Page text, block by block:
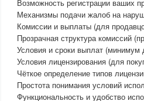
Возможность регистрации ваших
Механизмы подачи жалоб на
Комиссии и выплаты (для
Прозрачная структура комиссий
Условия и сроки выплат (минимум
Условия лицензирования (для
Чёткое определение типов
Простота понимания условий
Функциональность и удобство